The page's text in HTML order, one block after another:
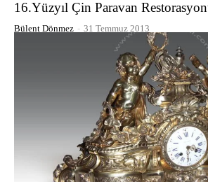
16.Yüzyıl Çin Paravan
Bülent Dönmez - 31 Temmuz 2013